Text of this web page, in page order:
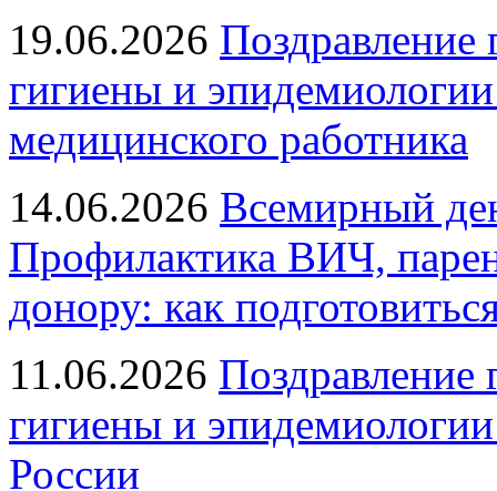
19.06.2026 Поздравление
гигиены и
медицинского работника
14.06.2026 Всемирный
Профилактика ВИЧ,
донору: как
11.06.2026 Поздравление
гигиены и
России